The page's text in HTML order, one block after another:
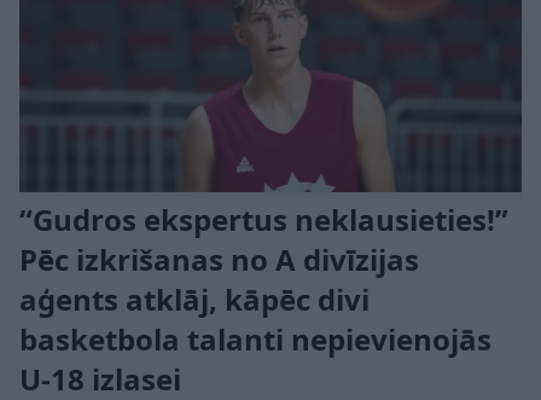
“Gudros ekspertus neklausieties!”
Pēc izkrišanas no A divīzijas
aģents atklāj, kāpēc divi
basketbola talanti nepievienojās
U-18 izlasei